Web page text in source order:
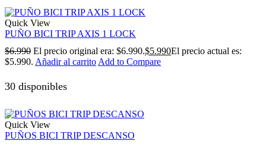
Quick View
PUÑO BICI TRIP AXIS 1 LOCK
$6.990 El precio original era: $6.990.$5.990El precio actual es:
$5.990. Añadir al carrito Add to Compare
30 disponibles
Quick View
PUÑOS BICI TRIP DESCANSO